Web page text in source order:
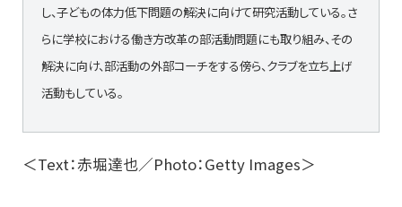
し、子どもの体力低下問題の解決に向けて研究活動している。さ
らに学校における働き方改革の部活動問題にも取り組み、その
解決に向け、部活動の外部コーチをする傍ら、クラブを立ち上げ
活動もしている。
＜Text：赤堀達也／Photo：Getty Images＞